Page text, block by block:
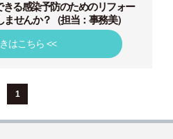
る感染予防のためのリフォー
せんか？（担当：事務美）
はこちら <<
1